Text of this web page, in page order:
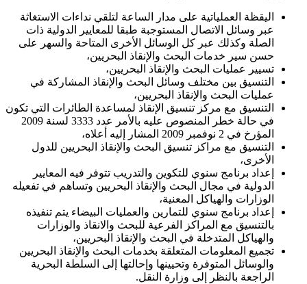
اليقظة العملياتية على مدار الساعة لتلقي نداءات الاستغاثة
عبر وسائل الاتصال المستوجبة طبقا للمعايير الدولية ذات
الصلة وكذلك عبر كل الوسائل الأخرى المتاحة والسهر على
حسن سير خدمات البحث والإنقاذ البحريين،
تسيير عمليات البحث والإنقاذ البحريين،
التنسيق بين مختلف وسائل البحث والإنقاذ المشاركة في
عمليات البحث والإنقاذ البحريين،
التنسيق مع مركز تنسيق الإنقاذ لمساعدة الطائرات التي تكون
في حالة خطر المنصوص عليه بالأمر عدد 3333 لسنة 2009
المؤرخ في 2 نوفمبر 2009 المشار إليه أعلاه،
التنسيق مع مراكز تنسيق البحث والإنقاذ البحريين للدول
الأخرى،
إعداد برنامج سنوي للتكوين والتدريب تتوفر فيه المعايير
الدولية في مجال البحث والإنقاذ البحريين وتساهم في تفعيله
الوزارات والهياكل المعنية،
إعداد برنامج سنوي للتمارين والعمليات البيضاء يتم تنفيذه
بالتنسيق مع المراكز الفرعية للبحث والانقاذ والوزارات
والهياكل المتدخلة في البحث والإنقاذ البحريين،
تجميع المعلومات المتعلقة بخدمات البحث والإنقاذ البحريين
والوسائل المتوفرة وتحيينها وإحالتها إلى السلطة البحرية
الراجعة بالنظر إلى وزارة النقل.